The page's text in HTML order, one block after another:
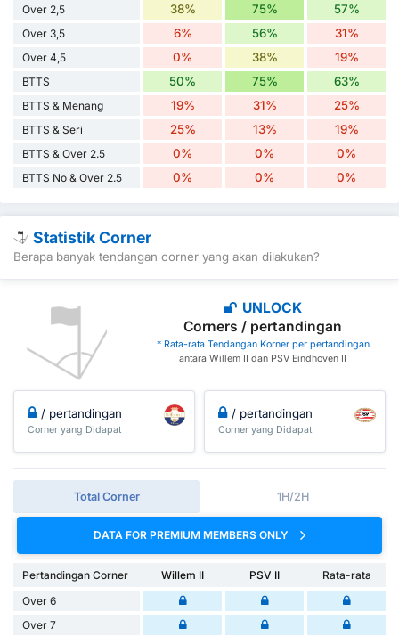
Over 2,5 38% 75% 57%
Over 3,5 6% 56% 31%
Over 4,5 0% 38% 19%
BTTS 50% 75% 63%
BTTS & Menang 19% 31% 25%
BTTS & Seri 25% 13% 19%
BTTS & Over 2.5 0% 0% 0%
BTTS No & Over 2.5 0% 0% 0%
Statistik Corner
Berapa banyak tendangan corner yang akan dilakukan?
UNLOCK
Corners / pertandingan
* Rata-rata Tendangan Korner per pertandingan
antara Willem II dan PSV Eindhoven II
/ pertandingan
Corner yang Didapat
/ pertandingan
Corner yang Didapat
Total Corner 1H/2H
DATA FOR PREMIUM MEMBERS ONLY
Pertandingan Corner Willem II PSV II
Rata-rata
Over 6
Over 7